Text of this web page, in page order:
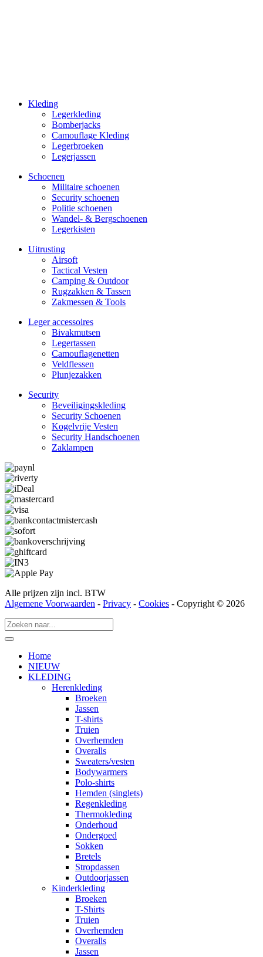
Kleding
Legerkleding
Bomberjacks
Camouflage Kleding
Legerbroeken
Legerjassen
Schoenen
Militaire schoe­nen
Security schoenen
Politie schoenen
Wandel- & Berg­­schoenen
Legerkisten
Uitrusting
Airsoft
Tactical Ves­ten
Camping & Outdoor
Rugzakken & Tassen
Zakmessen & Tools
Leger accessoires
Bivakmutsen
Legertassen
Camouflage­­netten
Veldflessen
Plunjezakken
Security
Beveiligings­­kleding
Security Schoenen
Kogelvrije Vesten
Security Hand­­schoenen
Zaklampen
Alle prijzen zijn incl. BTW
Algemene Voorwaarden - Privacy - Cookies - Copyright © 2026
Home
NIEUW
KLEDING
Herenkleding
Broeken
Jassen
T-shirts
Truien
Overhemden
Overalls
Sweaters/vesten
Bodywarmers
Polo-shirts
Hemden (singlets)
Regenkleding
Thermokleding
Onderhoud
Ondergoed
Sokken
Bretels
Stropdassen
Outdoorjassen
Kinderkleding
Broeken
T-Shirts
Truien
Overhemden
Overalls
Jassen